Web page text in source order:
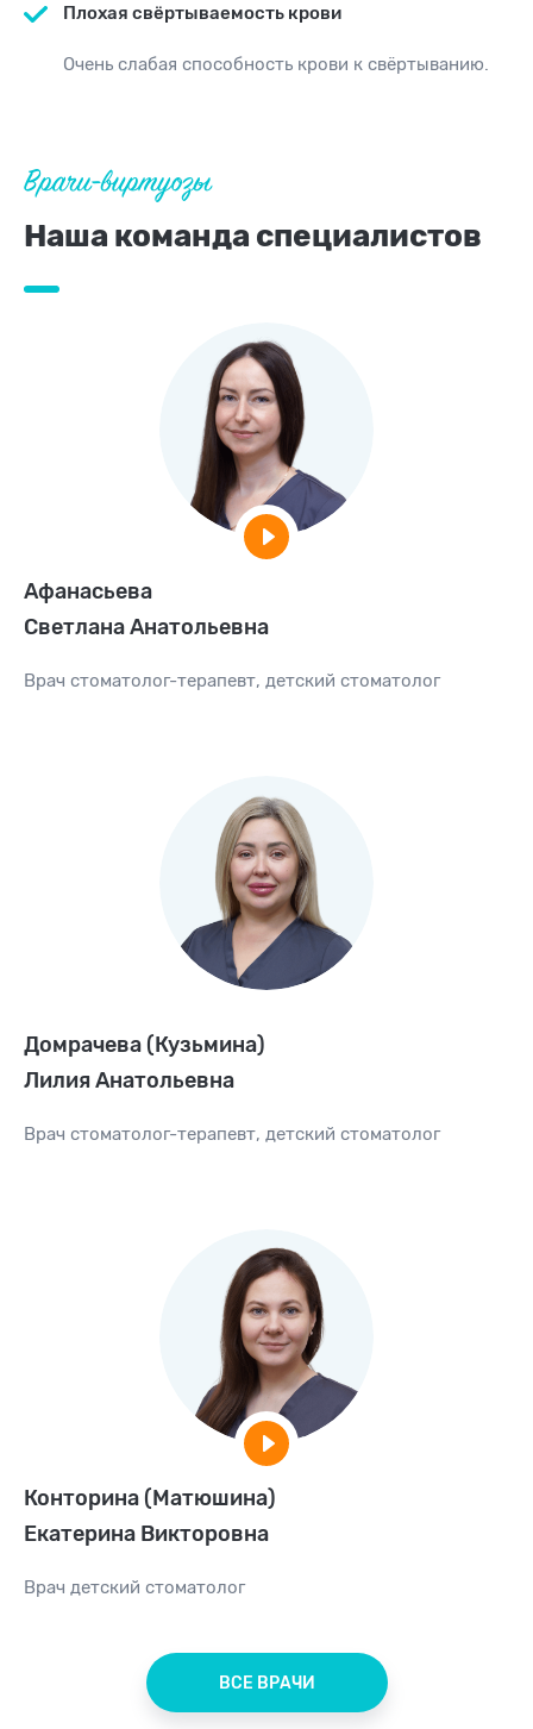
Плохая свёртываемость крови
Очень cлабая способность крови к свёртыванию.
Врачи-виртуозы
Наша команда специалистов
Афанасьева
Светлана Анатольевна
Врач стоматолог-терапевт, детский стоматолог
Домрачева (Кузьмина)
Лилия Анатольевна
Врач стоматолог-терапевт, детский стоматолог
Конторина (Матюшина)
Екатерина Викторовна
Врач детский стоматолог
ВСЕ ВРАЧИ